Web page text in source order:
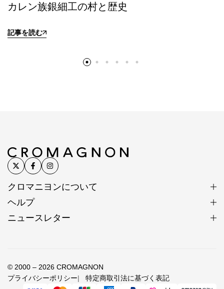
カレン族銀細工の村と歴史
記事を読む
クロマニヨンについて
ヘルプ
ニュースレター
© 2000 – 2026 CROMAGNON
プライバシーポリシー
特定商取引法に基づく表記